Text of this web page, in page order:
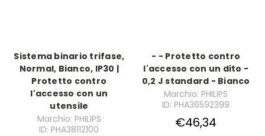
Sistema binario trifase,
Normal, Bianco, IP30 |
Protetto contro
l'accesso con un
utensile
Marchio: PHILIPS
ID: PHA38112100
- - Protetto contro
l'accesso con un dito -
0,2 J standard - Bianco
Marchio: PHILIPS
ID: PHA36592399
€46,34